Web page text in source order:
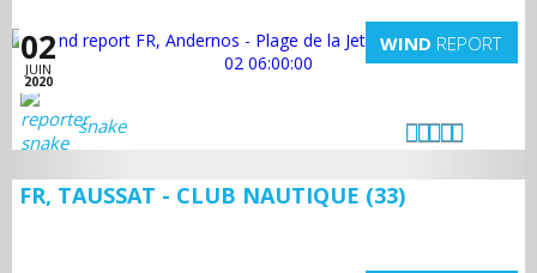
02
JUIN
2020
WIND REPORT
snake
FR, TAUSSAT - CLUB NAUTIQUE (33)